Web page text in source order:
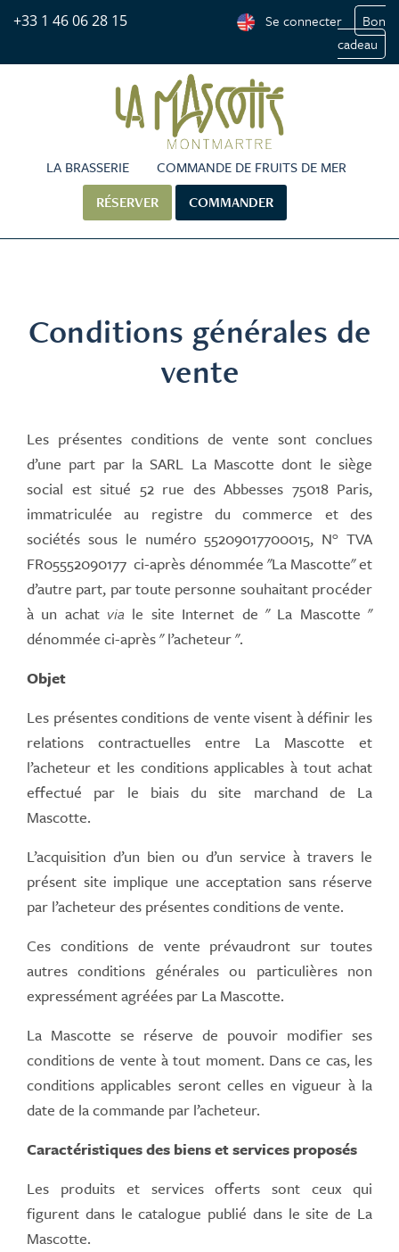
+33 1 46 06 28 15 Se connecter
Bon
cadeau
LA BRASSERIE COMMANDE DE FRUITS DE MER
RÉSERVER COMMANDER
Conditions générales de
vente
Les présentes conditions de vente sont conclues
d’une part par la SARL La Mascotte dont le siège
social est situé 52 rue des Abbesses 75018 Paris,
immatriculée au registre du commerce et des
sociétés sous le numéro 55209017700015, N° TVA
FR05552090177 ci-après dénommée "La Mascotte" et
d’autre part, par toute personne souhaitant procéder
à un achat via le site Internet de " La Mascotte "
dénommée ci-après " l’acheteur ".
Objet
Les présentes conditions de vente visent à définir les
relations contractuelles entre La Mascotte et
l’acheteur et les conditions applicables à tout achat
effectué par le biais du site marchand de La
Mascotte.
L’acquisition d’un bien ou d’un service à travers le
présent site implique une acceptation sans réserve
par l’acheteur des présentes conditions de vente.
Ces conditions de vente prévaudront sur toutes
autres conditions générales ou particulières non
expressément agréées par La Mascotte.
La Mascotte se réserve de pouvoir modifier ses
conditions de vente à tout moment. Dans ce cas, les
conditions applicables seront celles en vigueur à la
date de la commande par l’acheteur.
Caractéristiques des biens et services proposés
Les produits et services offerts sont ceux qui
figurent dans le catalogue publié dans le site de La
Mascotte.